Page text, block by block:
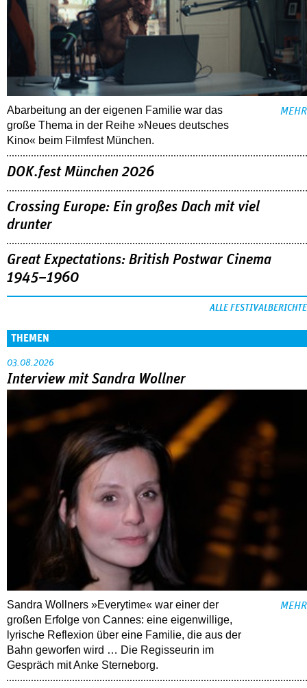
Abarbeitung an der eigenen Familie war das
große Thema in der Reihe »Neues deutsches
Kino« beim Filmfest München.
MEHR
DOK.fest München 2026
Crossing Europe: Ein großes Dach mit viel
drunter
Great Expectations: British Postwar Cinema
1945–1960
ALLE FESTIVALBERICHTE
THEMEN
03.08.2026
Interview mit Sandra Wollner
Sandra Wollners »Everytime« war einer der
großen Erfolge von Cannes: eine eigenwillige,
lyrische Reflexion über eine ­Familie, die aus der
Bahn geworfen wird … Die Regisseurin im
Gespräch mit Anke Sterneborg.
MEHR